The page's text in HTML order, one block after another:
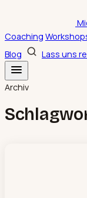
springen
Coaching
Blog
Lass uns
Archiv